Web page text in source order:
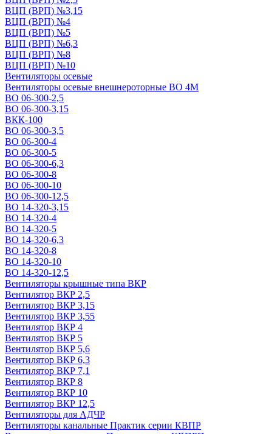
ВЦП (ВРП) №3,15
ВЦП (ВРП) №4
ВЦП (ВРП) №5
ВЦП (ВРП) №6,3
ВЦП (ВРП) №8
ВЦП (ВРП) №10
Вентиляторы осевые
Вентиляторы осевые внешнероторные ВО 4М
ВО 06-300-2,5
ВО 06-300-3,15
ВКК-100
ВО 06-300-3,5
ВО 06-300-4
ВО 06-300-5
ВО 06-300-6,3
ВО 06-300-8
ВО 06-300-10
ВО 06-300-12,5
ВО 14-320-3,15
ВО 14-320-4
ВО 14-320-5
ВО 14-320-6,3
ВО 14-320-8
ВО 14-320-10
ВО 14-320-12,5
Вентиляторы крышные типа ВКР
Вентилятор ВКР 2,5
Вентилятор ВКР 3,15
Вентилятор ВКР 3,55
Вентилятор ВКР 4
Вентилятор ВКР 5
Вентилятор ВКР 5,6
Вентилятор ВКР 6,3
Вентилятор ВКР 7,1
Вентилятор ВКР 8
Вентилятор ВКР 10
Вентилятор ВКР 12,5
Вентиляторы для АДЧР
Вентиляторы канальные Практик серии КВПР